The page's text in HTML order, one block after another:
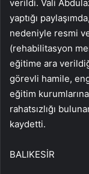
verildi. Vali
yaptığı
nedeniyle resmi
(rehabilitasyon
eğitime ara
görevli hamile,
eğitim
rahatsızlığı
kaydetti.
BALIKESİR